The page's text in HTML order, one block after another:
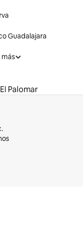
Guadalajara
El Palomar